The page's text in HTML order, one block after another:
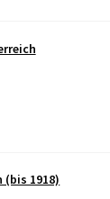
(bis 1918)